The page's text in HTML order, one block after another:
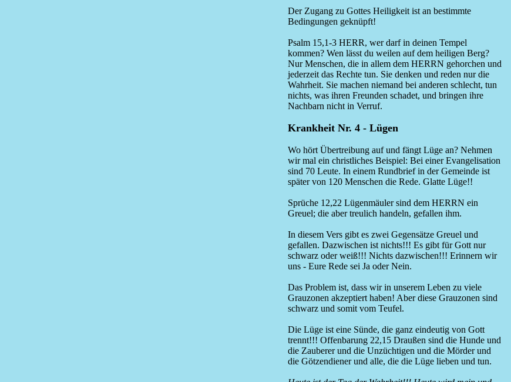
Der Zugang zu Gottes Heiligkeit ist an bestimmte
Bedingungen geknüpft!
Psalm 15,1-3 HERR, wer darf in deinen Tempel
kommen? Wen lässt du weilen auf dem heiligen Berg?
Nur Menschen, die in allem dem HERRN gehorchen und
jederzeit das Rechte tun. Sie denken und reden nur die
Wahrheit. Sie machen niemand bei anderen schlecht, tun
nichts, was ihren Freunden schadet, und bringen ihre
Nachbarn nicht in Verruf.
Krankheit Nr. 4 - Lügen
Wo hört Übertreibung auf und fängt Lüge an? Nehmen
wir mal ein christliches Beispiel: Bei einer Evangelisation
sind 70 Leute. In einem Rundbrief in der Gemeinde ist
später von 120 Menschen die Rede. Glatte Lüge!!
Sprüche 12,22 Lügenmäuler sind dem HERRN ein
Greuel; die aber treulich handeln, gefallen ihm.
In diesem Vers gibt es zwei Gegensätze Greuel und
gefallen. Dazwischen ist nichts!!! Es gibt für Gott nur
schwarz oder weiß!!! Nichts dazwischen!!! Erinnern wir
uns - Eure Rede sei Ja oder Nein.
Das Problem ist, dass wir in unserem Leben zu viele
Grauzonen akzeptiert haben! Aber diese Grauzonen sind
schwarz und somit vom Teufel.
Die Lüge ist eine Sünde, die ganz eindeutig von Gott
trennt!!! Offenbarung 22,15 Draußen sind die Hunde und
die Zauberer und die Unzüchtigen und die Mörder und
die Götzendiener und alle, die die Lüge lieben und tun.